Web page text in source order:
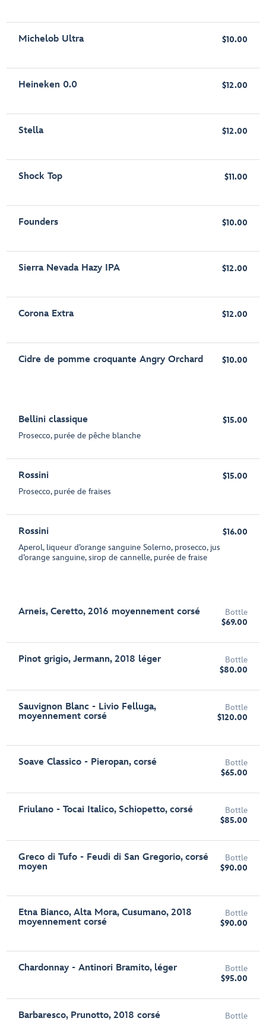
Michelob Ultra $10.00
Heineken 0.0 $12.00
Stella $12.00
Shock Top $11.00
Founders $10.00
Sierra Nevada Hazy IPA $12.00
Corona Extra $12.00
Cidre de pomme croquante Angry Orchard $10.00
Bellini classique
Prosecco, purée de pêche blanche
$15.00
Rossini
Prosecco, purée de fraises
$15.00
Rossini
Aperol, liqueur d’orange sanguine Solerno, prosecco, jus
d’orange sanguine, sirop de cannelle, purée de fraise
$16.00
Arneis, Ceretto, 2016 moyennement corsé
Bottle
$69.00
Pinot grigio, Jermann, 2018 léger
Bottle
$80.00
Sauvignon Blanc - Livio Felluga,
moyennement corsé
Bottle
$120.00
Soave Classico - Pieropan, corsé
Bottle
$65.00
Friulano - Tocai Italico, Schiopetto, corsé
Bottle
$85.00
Greco di Tufo - Feudi di San Gregorio, corsé
moyen
Bottle
$90.00
Etna Bianco, Alta Mora, Cusumano, 2018
moyennement corsé
Bottle
$90.00
Chardonnay - Antinori Bramito, léger
Bottle
$95.00
Barbaresco, Prunotto, 2018 corsé Bottle